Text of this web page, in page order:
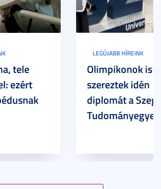
tele
ezért
LEGÚJABB HÍREINK
Olimpikonok is
szereztek idén
diplomát a